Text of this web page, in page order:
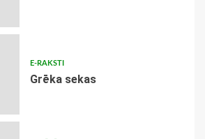
E-RAKSTI
Grēka sekas